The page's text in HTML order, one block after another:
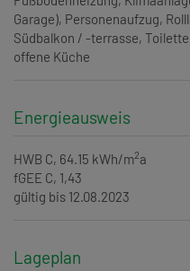
Garage) Personenaufzug
Südbalkon / -terrasse Toilette
offene Küche
Energieausweis
HWB C, 64.15 kWh/m2a
fGEE C, 1,43
gültig bis 12.08.2023
Lageplan